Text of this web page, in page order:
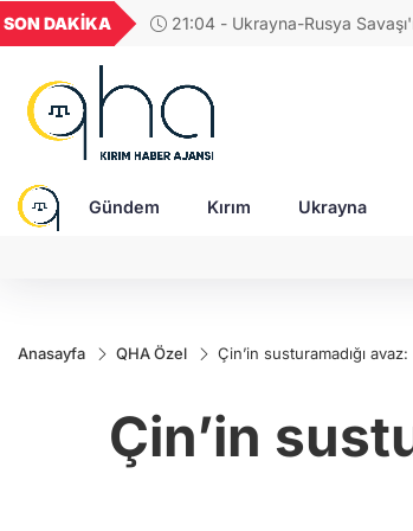
SON DAKİKA
17:38 - Araştırmacı yazar
GEL
18,1978
16,2303
28,0626
Gündem Kırım Ukrayna
Anasayfa QHA Özel Çin’in susturamadığı
Çin’in